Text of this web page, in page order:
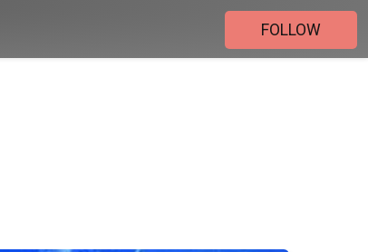
FOLLOW